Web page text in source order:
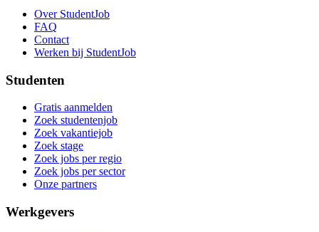
Over StudentJob
FAQ
Contact
Werken bij StudentJob
Studenten
Gratis aanmelden
Zoek studentenjob
Zoek vakantiejob
Zoek stage
Zoek jobs per regio
Zoek jobs per sector
Onze partners
Werkgevers